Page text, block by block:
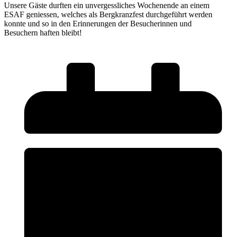
Unsere Gäste durften ein unvergessliches Wochenende an einem
ESAF geniessen, welches als Bergkranzfest durchgeführt werden
konnte und so in den Erinnerungen der Besucherinnen und
Besuchern haften bleibt!